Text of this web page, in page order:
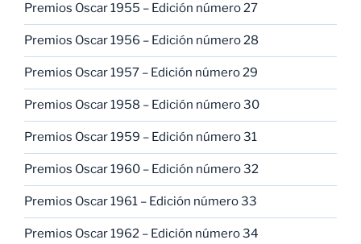
Premios Oscar 1955 – Edición número 27
Premios Oscar 1956 – Edición número 28
Premios Oscar 1957 – Edición número 29
Premios Oscar 1958 – Edición número 30
Premios Oscar 1959 – Edición número 31
Premios Oscar 1960 – Edición número 32
Premios Oscar 1961 – Edición número 33
Premios Oscar 1962 – Edición número 34